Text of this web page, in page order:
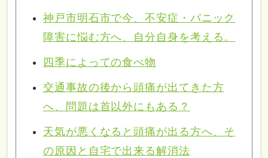
神戸市明石市で今、不安症・パニック
障害に悩む方へ、自分自身を考える。
四季によっての食べ物
交通事故の後から頭痛が出てきた方
へ、問題は首以外にもある？
天気が悪くなると頭痛が出る方へ、そ
の原因と自宅で出来る解消法